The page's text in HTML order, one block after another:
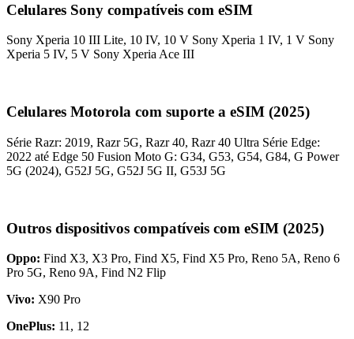
Celulares Sony compatíveis com eSIM
Sony Xperia 10 III Lite, 10 IV, 10 V Sony Xperia 1 IV, 1 V Sony
Xperia 5 IV, 5 V Sony Xperia Ace III
Celulares Motorola com suporte a eSIM (2025)
Série Razr: 2019, Razr 5G, Razr 40, Razr 40 Ultra Série Edge:
2022 até Edge 50 Fusion Moto G: G34, G53, G54, G84, G Power
5G (2024), G52J 5G, G52J 5G II, G53J 5G
Outros dispositivos compatíveis com eSIM (2025)
Oppo: Find X3, X3 Pro, Find X5, Find X5 Pro, Reno 5A, Reno 6
Pro 5G, Reno 9A, Find N2 Flip
Vivo: X90 Pro
OnePlus: 11, 12